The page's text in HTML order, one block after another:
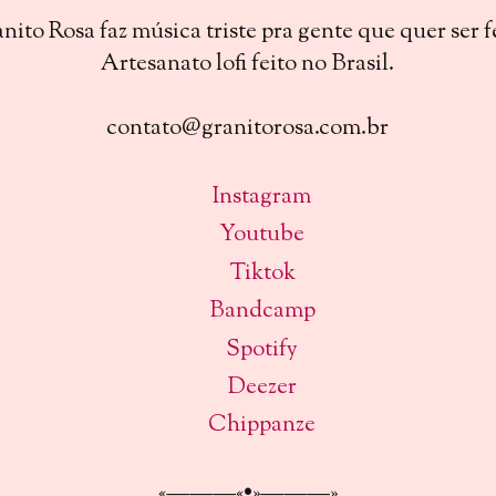
Rosa faz música triste pra gente que quer ser
Artesanato lofi feito no Brasil.
contato@granitorosa.com.br
Instagram
Youtube
Tiktok
Bandcamp
Spotify
Deezer
Chippanze